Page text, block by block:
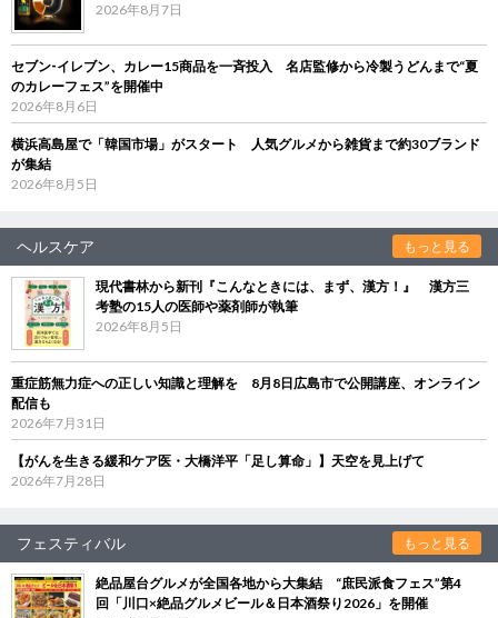
2026年8月7日
セブン‐イレブン、カレー15商品を一斉投入 名店監修から冷製うどんまで“夏
のカレーフェス”を開催中
2026年8月6日
横浜高島屋で「韓国市場」がスタート 人気グルメから雑貨まで約30ブランド
が集結
2026年8月5日
ヘルスケア もっと見る
現代書林から新刊『こんなときには、まず、漢方！』 漢方三
考塾の15人の医師や薬剤師が執筆
2026年8月5日
重症筋無力症への正しい知識と理解を 8月8日広島市で公開講座、オンライン
配信も
2026年7月31日
【がんを生きる緩和ケア医・大橋洋平「足し算命」】天空を見上げて
2026年7月28日
フェスティバル もっと見る
絶品屋台グルメが全国各地から大集結 “庶民派食フェス”第4
回「川口×絶品グルメビール＆日本酒祭り2026」を開催